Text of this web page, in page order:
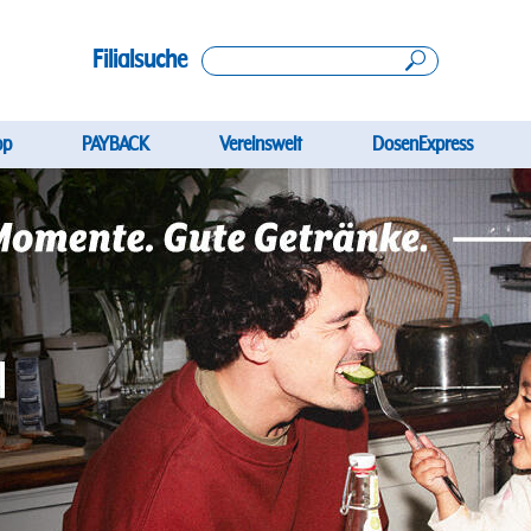
Filialsuche
PAYBACK Vereinswelt DosenExpress